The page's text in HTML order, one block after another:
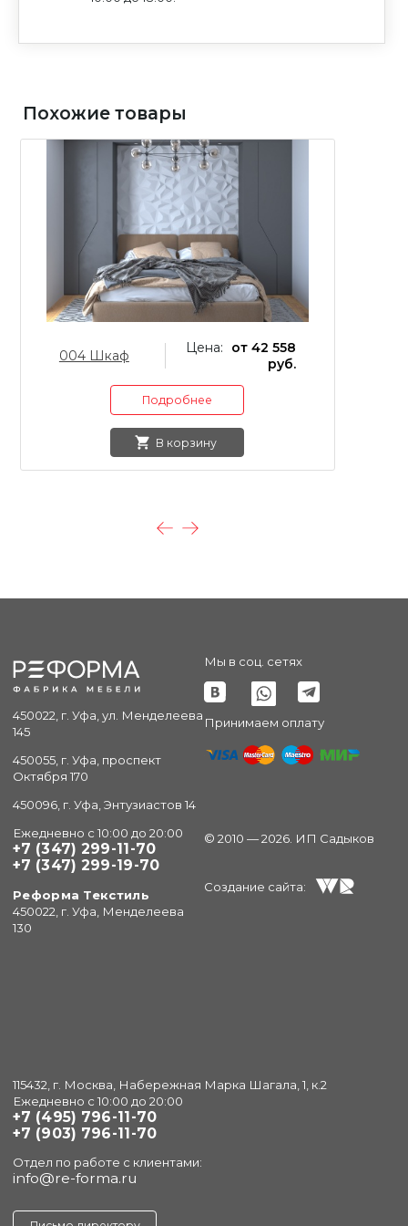
Похожие товары
004 Шкаф Цена:
от 42 558
руб.
Подробнее
В корзину
450022, г. Уфа, ул. Менделеева
145
450055, г. Уфа, проспект
Октября 170
450096, г. Уфа, Энтузиастов 14
Ежедневно с 10:00 до 20:00
+7 (347) 299-11-70
+7 (347) 299-19-70
Реформа Текстиль
450022, г. Уфа, Менделеева
130
115432, г. Москва, Набережная Марка Шагала, 1, к.2
Ежедневно с 10:00 до 20:00
+7 (495) 796-11-70
+7 (903) 796-11-70
Отдел по работе с клиентами:
info@re-forma.ru
Мы в соц. сетях
Принимаем оплату
© 2010 — 2026. ИП Садыков
Создание сайта: